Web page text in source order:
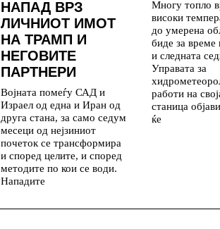
НАПАД ВРЗ
ЛИЧНИОТ ИМОТ
НА ТРАМП И
НЕГОВИТЕ
ПАРТНЕРИ
Војната помеѓу САД и
Израел од една и Иран од
друга стана, за само седум
месеци од нејзиниот
почеток се трансформира
и според целите, и според
методите по кои се води.
Нападите
Многу топло
високи
до умерена
биде за време
и следната
Управата за
работи на
станица
ќе